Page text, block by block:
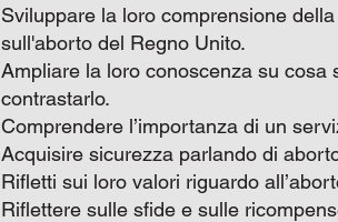
Sviluppare la loro comprensione
sull'aborto del Regno Unito.
Ampliare la loro conoscenza su cosa
contrastarlo.
Comprendere l’importanza di un
Acquisire sicurezza parlando di
Rifletti sui loro valori riguardo
Riflettere sulle sfide e sulle